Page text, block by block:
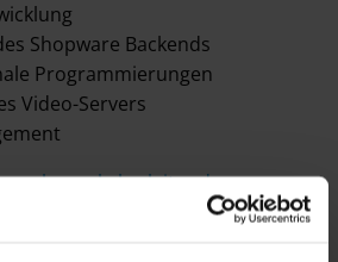
Shopware Backends
Programmierungen
Video-Servers
abc-verkehrsleiter.de